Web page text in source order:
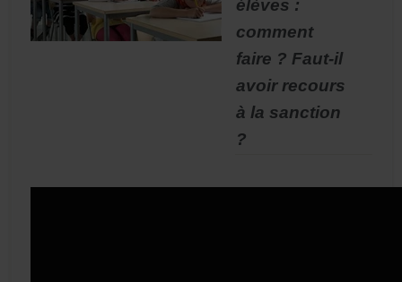
élèves :
comment
faire ? Faut-il
avoir recours
à la sanction
?